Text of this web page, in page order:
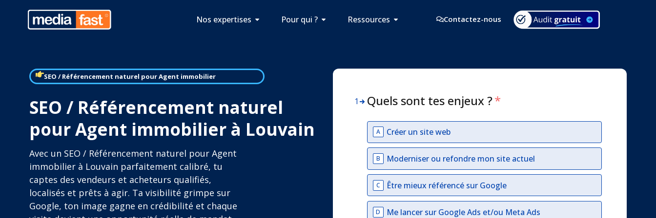
Nos expertises Pour qui ? Ressources Contactez-nous
SEO / Référencement naturel pour Agent immobilier
SEO / Référencement naturel
pour Agent immobilier à Louvain
Avec un SEO / Référencement naturel pour Agent
immobilier à Louvain parfaitement calibré, tu
captes des vendeurs et acheteurs qualifiés,
localisés et prêts à agir. Ta visibilité grimpe sur
Google, ton image gagne en crédibilité et chaque
1 Quels sont tes enjeux ?*
A Créer un site web
B Moderniser ou refondre mon site actuel
C Être mieux référencé sur Google
D
Me lancer sur Google Ads et/ou Meta Ads